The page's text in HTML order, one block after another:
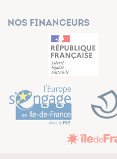
Nos financeurs